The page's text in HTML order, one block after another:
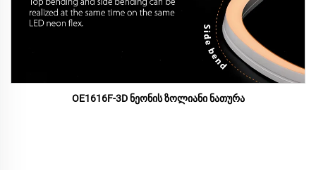
OE1616F-3D ნეონის ზოლიანი ნათურა